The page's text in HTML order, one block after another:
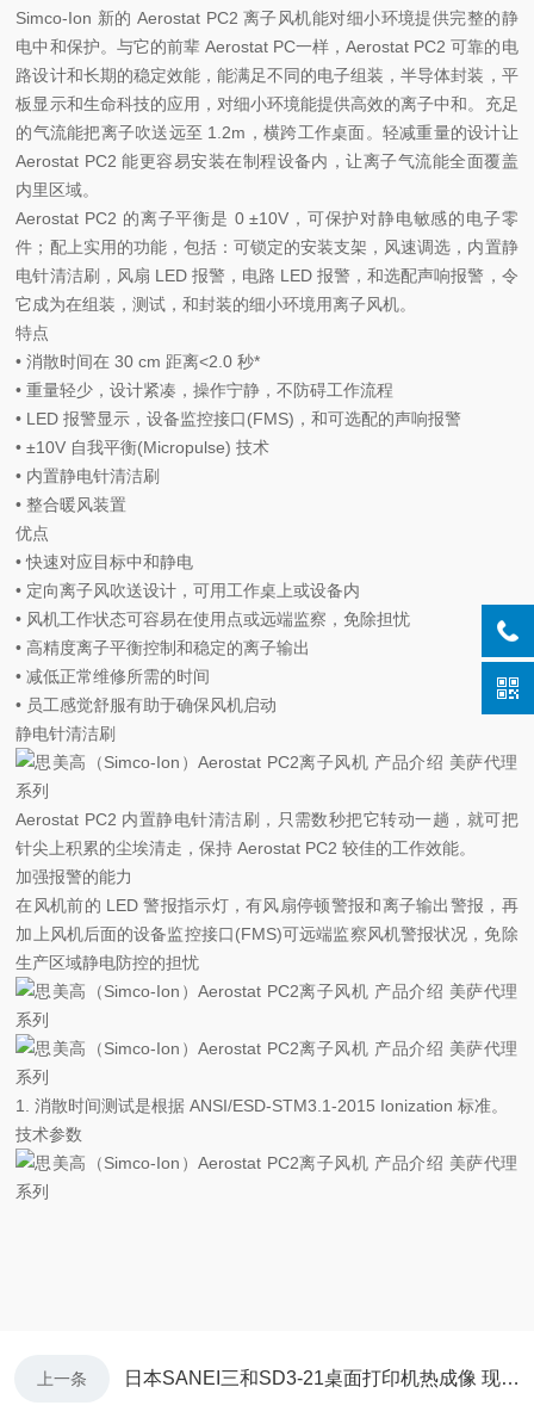
Simco-Ion 新的 Aerostat PC2 离子风机能对细小环境提供完整的静
电中和保护。与它的前辈 Aerostat PC一样，Aerostat PC2 可靠的电
路设计和长期的稳定效能，能满足不同的电子组装，半导体封装，平
板显示和生命科技的应用，对细小环境能提供高效的离子中和。充足
的气流能把离子吹送远至 1.2m，横跨工作桌面。轻减重量的设计让
Aerostat PC2 能更容易安装在制程设备内，让离子气流能全面覆盖
内里区域。
Aerostat PC2 的离子平衡是 0 ±10V，可保护对静电敏感的电子零
件；配上实用的功能，包括：可锁定的安装支架，风速调选，内置静
电针清洁刷，风扇 LED 报警，电路 LED 报警，和选配声响报警，令
它成为在组装，测试，和封装的细小环境用离子风机。
特点
• 消散时间在 30 cm 距离<2.0 秒*
• 重量轻少，设计紧凑，操作宁静，不防碍工作流程
• LED 报警显示，设备监控接口(FMS)，和可选配的声响报警
• ±10V 自我平衡(Micropulse) 技术
• 内置静电针清洁刷
• 整合暖风装置
优点
• 快速对应目标中和静电
• 定向离子风吹送设计，可用工作桌上或设备内
• 风机工作状态可容易在使用点或远端监察，免除担忧
• 高精度离子平衡控制和稳定的离子输出
• 减低正常维修所需的时间
• 员工感觉舒服有助于确保风机启动
静电针清洁刷
Aerostat PC2 内置静电针清洁刷，只需数秒把它转动一趟，就可把
针尖上积累的尘埃清走，保持 Aerostat PC2 较佳的工作效能。
加强报警的能力
在风机前的 LED 警报指示灯，有风扇停顿警报和离子输出警报，再
加上风机后面的设备监控接口(FMS)可远端监察风机警报状况，免除
生产区域静电防控的担忧
1. 消散时间测试是根据 ANSI/ESD-STM3.1-2015 Ionization 标准。
技术参数
上一条 日本SANEI三和SD3-21桌面打印机热成像 现货 30台 美萨库存系列